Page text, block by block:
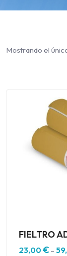
Mostrando el
FIELTRO
23,00€ –